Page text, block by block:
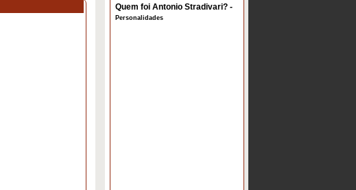
Quem foi Antonio Stradivari? -
Personalidades